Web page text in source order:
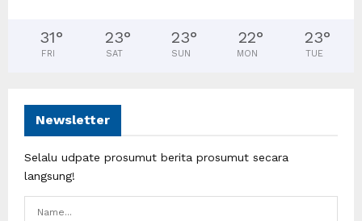
31°
FRI
23°
SAT
23°
SUN
22°
MON
23°
TUE
Newsletter
Selalu udpate prosumut berita prosumut secara
langsung!